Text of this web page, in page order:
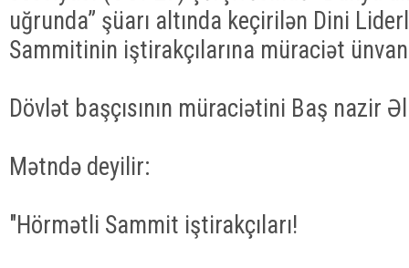
uğrunda” şüarı altında keçirilən Dini
Sammitinin iştirakçılarına müraciət
Dövlət başçısının müraciətini Baş nazir
Mətndə deyilir:
"Hörmətli Sammit iştirakçıları!